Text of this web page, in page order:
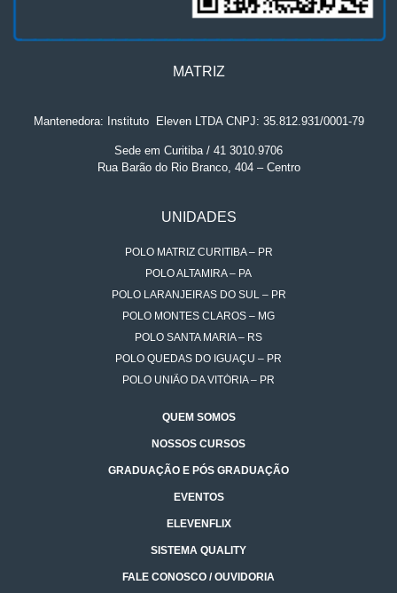
MATRIZ
Mantenedora: Instituto. Eleven LTDA CNPJ: 35.812.931/0001-79
Sede em Curitiba / 41 3010.9706
Rua Barão do Rio Branco, 404 – Centro
UNIDADES
POLO MATRIZ CURITIBA – PR
POLO ALTAMIRA – PA
POLO LARANJEIRAS DO SUL – PR
POLO MONTES CLAROS – MG
POLO SANTA MARIA – RS
POLO QUEDAS DO IGUAÇU – PR
POLO UNIÃO DA VITÓRIA – PR
QUEM SOMOS
NOSSOS CURSOS
GRADUAÇÃO E PÓS GRADUAÇÃO
EVENTOS
ELEVENFLIX
SISTEMA QUALITY
FALE CONOSCO / OUVIDORIA